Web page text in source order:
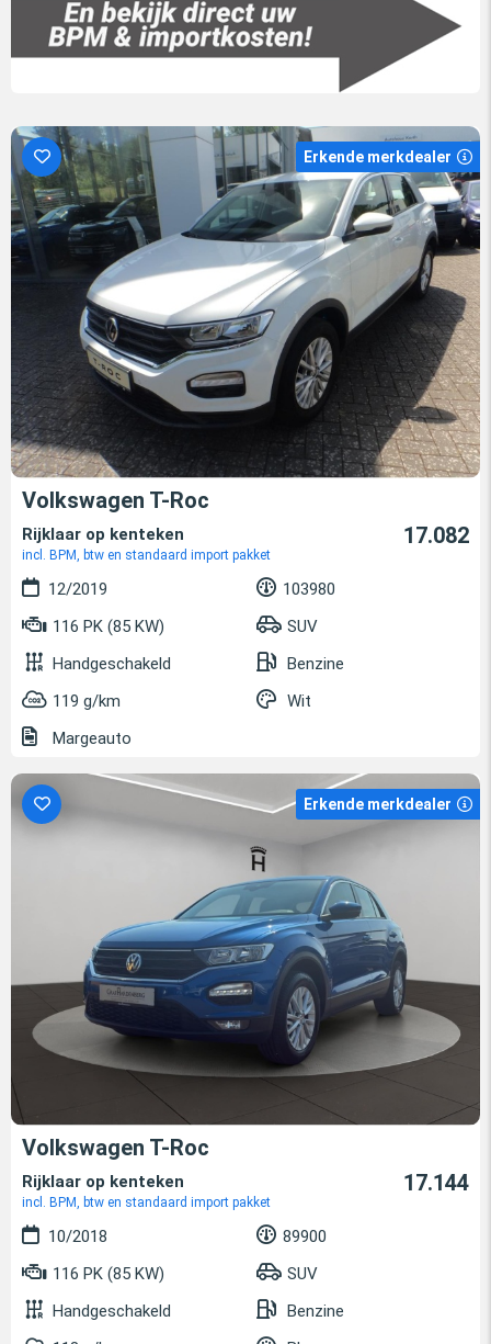
Erkende merkdealer
Volkswagen T-Roc
Rijklaar op kenteken
incl. BPM, btw en standaard import pakket
17.082
12/2019
103980
116 PK (85 KW)
SUV
Handgeschakeld
Benzine
119 g/km
Wit
Margeauto
Erkende merkdealer
Volkswagen T-Roc
Rijklaar op kenteken
incl. BPM, btw en standaard import pakket
17.144
10/2018
89900
116 PK (85 KW)
SUV
Handgeschakeld
Benzine